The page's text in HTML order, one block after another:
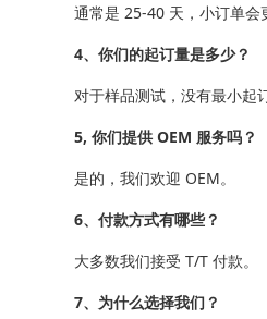
通常是 25-40 天，小订单会
4、你们的起订量是多少？
对于样品测试，没有最小起
5, 你们提供 OEM 服务吗？
是的，我们欢迎 OEM。
6、付款方式有哪些？
大多数我们接受 T/T 付款。
7、为什么选择我们？